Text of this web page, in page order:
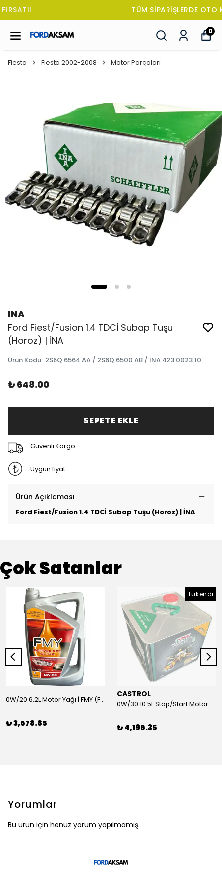
TÜM SİPARİŞLERDE OTO KOKUSU HEDİYE!
0
Fiesta Fiesta 2002-2008 Motor Parçaları
INA
Ford Fiest/Fusion 1.4 TDCİ Subap Tuşu
(Horoz) | İNA
Ürün Kodu: 2S6Q 6564 AA / 2S6Q 6500 AB / INA 423 0023 10
₺ 648.00
SEPETE EKLE
Güvenli Kargo
Uygun fiyat
Ürün Açıklaması
Ford Fiest/Fusion 1.4 TDCİ Subap Tuşu (Horoz) | İNA
Çok Satanlar
0W/20 6.2L Motor Yağı | FMY (Ford Motor Yağları)
₺ 3,678.85
Tükendi
CASTROL
0W/30 10.5L Stop/Start Motor Yağı | CASTROL
₺ 4,196.35
Yorumlar
Bu ürün için henüz yorum yapılmamış.